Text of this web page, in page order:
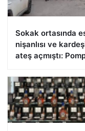
Sokak ortasında
nişanlısı ve
ateş açmıştı: